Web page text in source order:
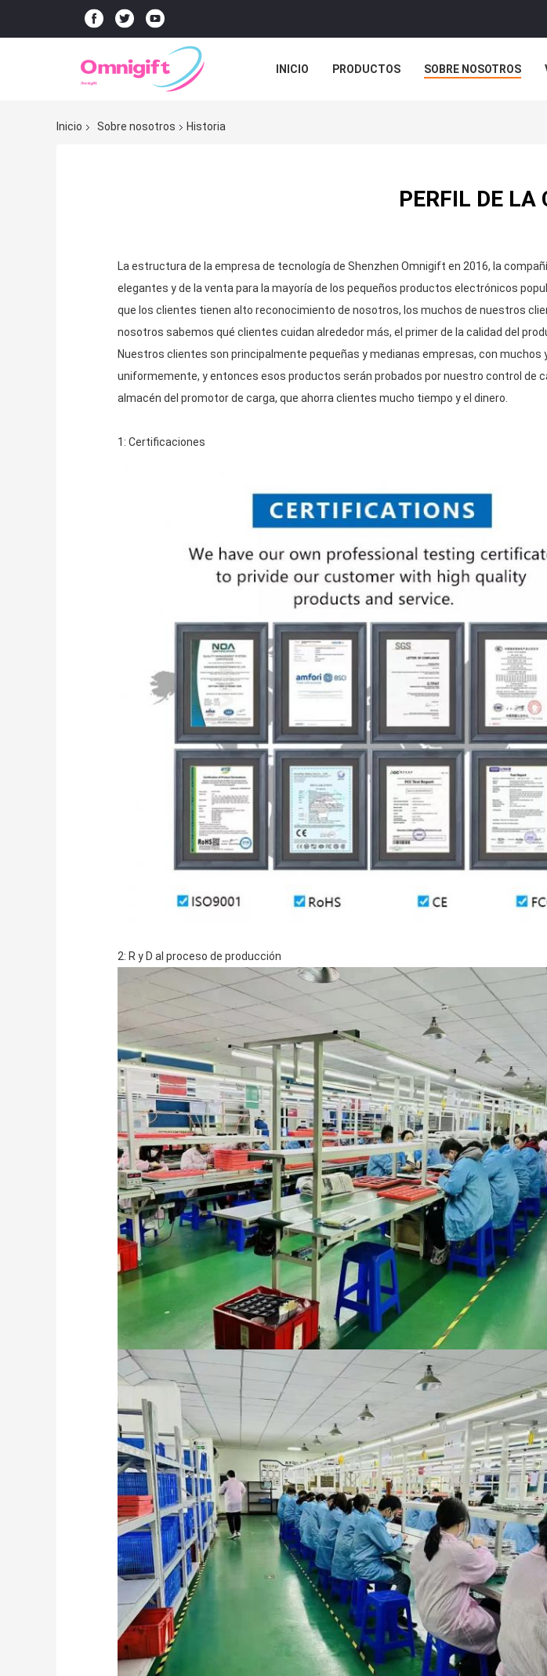
Deja un
¡Te
INICIO PRODUCTOS SOBRE NOSOTROS
Inicio Sobre nosotros Historia
PERFIL DE LA
La estructura de la empresa de tecnología de Shenzhen Omnigift en 2016, la
elegantes y de la venta para la mayoría de los pequeños productos electrónicos
que los clientes tienen alto reconocimiento de nosotros, los muchos de nuestros
nosotros sabemos qué clientes cuidan alrededor más, el primer de la calidad del
Nuestros clientes son principalmente pequeñas y medianas empresas, con
uniformemente, y entonces esos productos serán probados por nuestro control de
almacén del promotor de carga, que ahorra clientes mucho tiempo y el dinero.
1: Certificaciones
2: R y D al proceso de producción